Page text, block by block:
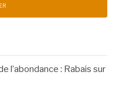
l’abondance : Rabais sur